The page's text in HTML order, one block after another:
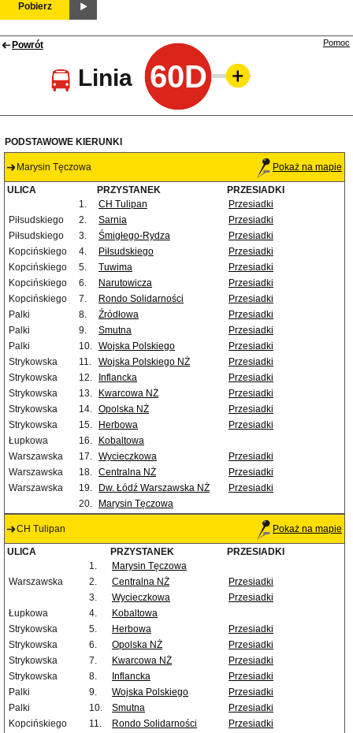
Pobierz
Powrót
Linia 60D
Pomoc
PODSTAWOWE KIERUNKI
Marysin Tęczowa Pokaż na mapie
ULICA PRZYSTANEK
PRZESIADKI
1.
CH Tulipan
Przesiadki
Piłsudskiego
2. Sarnia
Przesiadki
Piłsudskiego
3. Śmigłego-Rydza
Przesiadki
Kopcińskiego
4. Piłsudskiego
Przesiadki
Kopcińskiego
5. Tuwima
Przesiadki
Kopcińskiego
6. Narutowicza
Przesiadki
Kopcińskiego
7. Rondo Solidarności
Przesiadki
Palki
8. Źródłowa
Przesiadki
Palki
9. Smutna
Przesiadki
Palki
10. Wojska Polskiego
Przesiadki
Strykowska
11. Wojska Polskiego NŻ
Przesiadki
Strykowska
12. Inflancka
Przesiadki
Strykowska
13. Kwarcowa NŻ
Przesiadki
Strykowska
14. Opolska NŻ
Przesiadki
Strykowska
15. Herbowa
Przesiadki
Łupkowa
16.
Kobaltowa
Warszawska
17. Wycieczkowa
Przesiadki
Warszawska
18. Centralna NŻ
Przesiadki
Warszawska
19. Dw. Łódź Warszawska NŻ
Przesiadki
20.
Marysin Tęczowa
CH Tulipan Pokaż na mapie
ULICA PRZYSTANEK
PRZESIADKI
1.
Marysin Tęczowa
Warszawska
2. Centralna NŻ
Przesiadki
3.
Wycieczkowa
Przesiadki
Łupkowa
4.
Kobaltowa
Strykowska
5. Herbowa
Przesiadki
Strykowska
6. Opolska NŻ
Przesiadki
Strykowska
7. Kwarcowa NŻ
Przesiadki
Strykowska
8. Inflancka
Przesiadki
Palki
9. Wojska Polskiego
Przesiadki
Palki
10. Smutna
Przesiadki
Kopcińskiego
11. Rondo Solidarności Przesiadki